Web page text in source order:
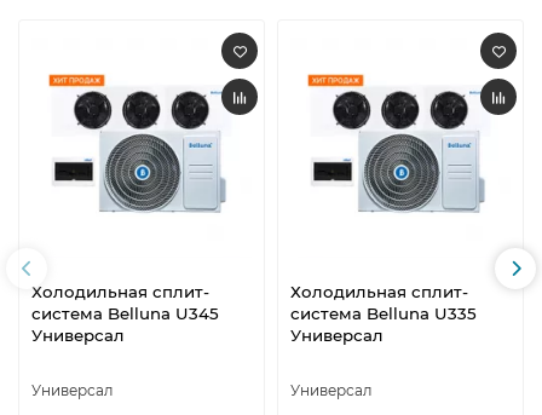
Холодильная сплит-
система Belluna U345
Универсал
Универсал
Холодильная сплит-
система Belluna U335
Универсал
Универсал